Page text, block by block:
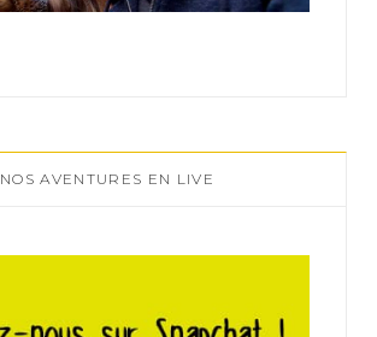
NOS AVENTURES EN LIVE